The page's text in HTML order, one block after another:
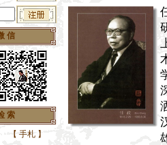
信
索
【 手札 】